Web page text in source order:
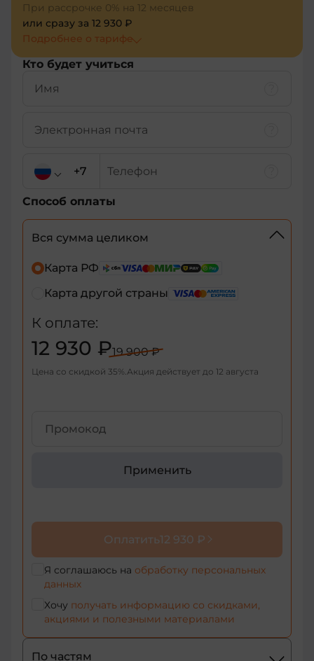
При рассрочке 0% на 12 месяцев
или сразу за 12 930 ₽
Подробнее о тарифe
Кто будет учиться
+7
+7
+375
+971
+1-
+355
+374
Способ оплаты
Вся сумма целиком
Карта РФ
Карта другой страны
К оплате:
12 930 ₽19 900 ₽
Цена со скидкой 35% Акция действует до 12 августа
Применить
Оплатить12 930 ₽
Я соглашаюсь на обработку персональных
данных
Хочу получать информацию со скидками,
акциями и полезными материалами
По частям